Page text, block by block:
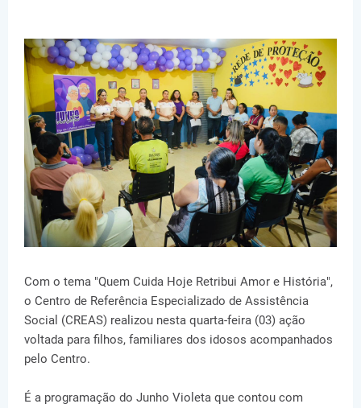
Com o tema "Quem Cuida Hoje Retribui Amor e História",
o Centro de Referência Especializado de Assistência
Social (CREAS) realizou nesta quarta-feira (03) ação
voltada para filhos, familiares dos idosos acompanhados
pelo Centro.
É a programação do Junho Violeta que contou com